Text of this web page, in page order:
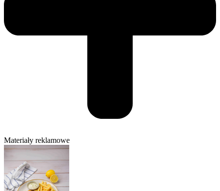
Materiały reklamowe